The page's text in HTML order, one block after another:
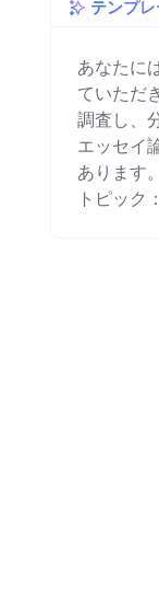
テンプ
あなたに
ていただ
調査し、
エッセイ
あります。
トピック